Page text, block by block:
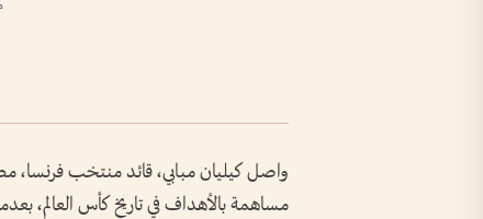
واصل كيليان مبابي، قائد منتخب فرنسا،
مساهمة بالأهداف في تاريخ كأس العالم،